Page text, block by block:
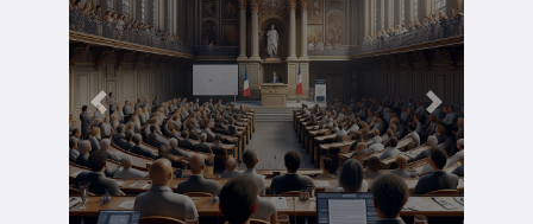
Previous Next